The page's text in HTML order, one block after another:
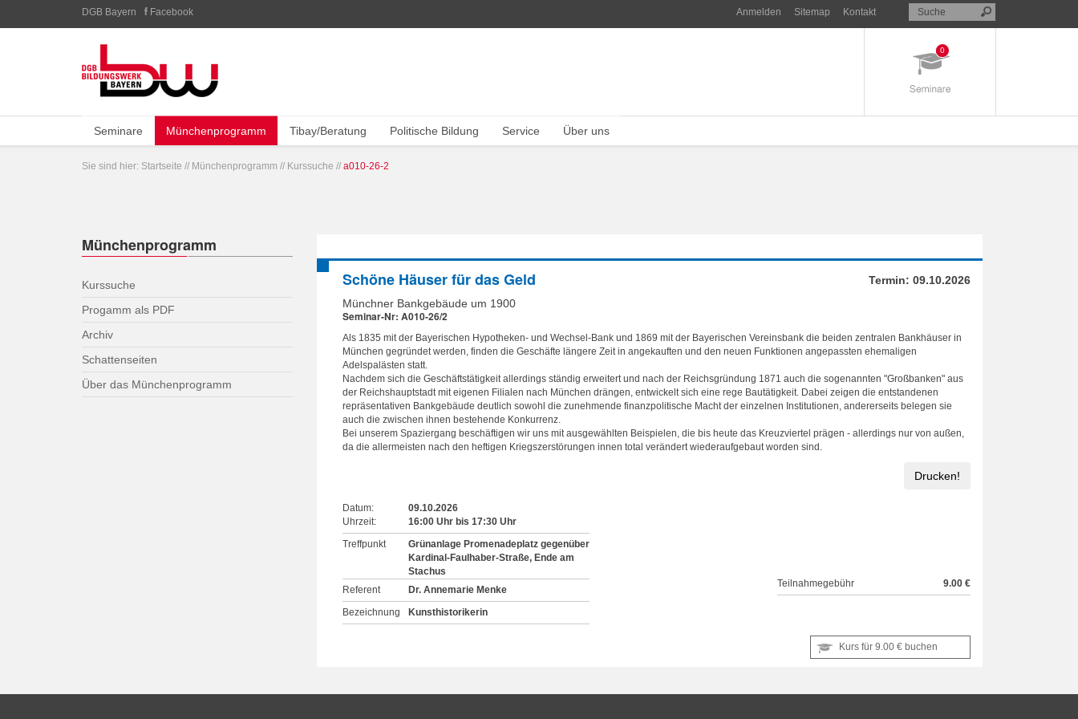
DGB Bayern Facebook Anmelden Sitemap Kontakt
0
Seminare Münchenprogramm Tibay/Beratung Politische Bildung Service Über uns
Sie sind hier: Startseite // Münchenprogramm // Kurssuche // a010-26-2
Münchenprogramm
Kurssuche
Progamm als PDF
Archiv
Schattenseiten
Über das Münchenprogramm
Schöne Häuser für das Geld Termin: 09.10.2026
Münchner Bankgebäude um 1900
Seminar-Nr: A010-26/2
Als 1835 mit der Bayerischen Hypotheken- und Wechsel-Bank und 1869 mit der Bayerischen Vereinsbank die beiden zentralen Bankhäuser in
München gegründet werden, finden die Geschäfte längere Zeit in angekauften und den neuen Funktionen angepassten ehemaligen
Adelspalästen statt.
Nachdem sich die Geschäftstätigkeit allerdings ständig erweitert und nach der Reichsgründung 1871 auch die sogenannten "Großbanken" aus
der Reichshauptstadt mit eigenen Filialen nach München drängen, entwickelt sich eine rege Bautätigkeit. Dabei zeigen die entstandenen
repräsentativen Bankgebäude deutlich sowohl die zunehmende finanzpolitische Macht der einzelnen Institutionen, andererseits belegen sie
auch die zwischen ihnen bestehende Konkurrenz.
Bei unserem Spaziergang beschäftigen wir uns mit ausgewählten Beispielen, die bis heute das Kreuzviertel prägen - allerdings nur von außen,
da die allermeisten nach den heftigen Kriegszerstörungen innen total verändert wiederaufgebaut worden sind.
Drucken!
Datum:
Uhrzeit:
09.10.2026
16:00 Uhrbis 17:30Uhr
Treffpunkt
Grünanlage Promenadeplatz gegenüber
Kardinal-Faulhaber-Straße, Ende am
Stachus
Referent
Dr. Annemarie Menke
Bezeichnung
Kunsthistorikerin
Teilnahmegebühr 9.00 €
Kurs für 9.00 € buchen